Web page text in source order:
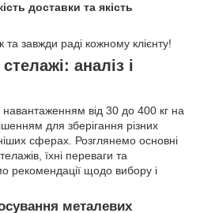
доставки та якість
завжди раді кожному клієнту!
аналіз і
навантаженням від 30 до 400 кг на
для зберігання різних
сферах. Розглянемо основні
їхні переваги та
рекомендації щодо вибору і
металевих